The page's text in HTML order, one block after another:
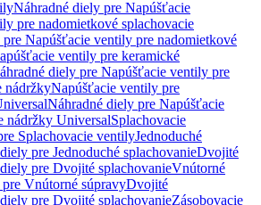
Náhradné diely pre Napúšťacie
pre nadomietkové splachovacie
Napúšťacie ventily pre nadomietkové
ventily pre keramické
diely pre Napúšťacie ventily pre
nádržkyNapúšťacie ventily pre
Náhradné diely pre Napúšťacie
nádržky UniversalSplachovacie
Splachovacie ventilyJednoduché
pre Jednoduché splachovanieDvojité
pre Dvojité splachovanieVnútorné
Vnútorné súpravyDvojité
pre Dvojité splachovanieZásobovacie